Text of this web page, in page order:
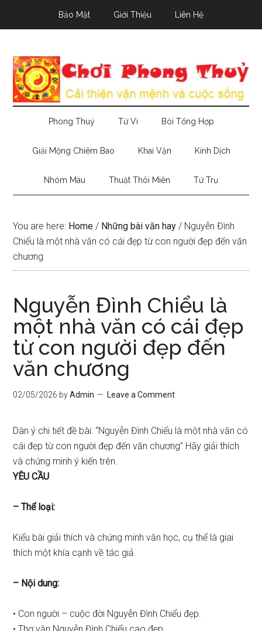
Bảo Mật Giới Thiệu Liên Hệ
Phong Thuỷ Tử Vi Bói Tổng Hợp
Giải Mộng Chiêm Bao Khai Vận Kinh Dịch
Nhóm Máu Thuật Thôi Miên Tứ Trụ
You are here: Home / Những bài văn hay / Nguyễn Đình
Chiểu là một nhà văn có cái đẹp từ con người đẹp đến văn
chương
Nguyễn Đình Chiểu là
một nhà văn có cái đẹp
từ con người đẹp đến
văn chương
02/05/2026 byAdmin Leave a Comment
Dàn ý chi tiết đề bài: “Nguyễn Đình Chiểu là một nhà văn có
cái đẹp từ con người đẹp đến văn chương” Hãy giải thích
và chứng minh ý kiến trên.
YÊU CẦU
– Thể loại:
Kiểu bài giải thích và chứng minh văn học, cụ thể là giai
thích một khía cạnh về tác giả.
– Nội dung:
• Con người – cuộc đời Nguyễn Đình Chiểu đẹp.